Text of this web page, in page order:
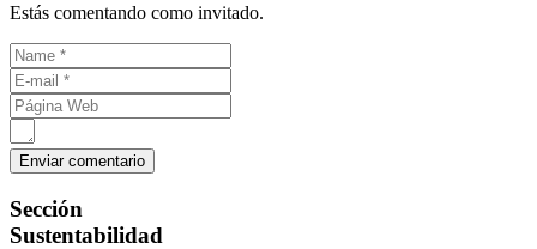
Estás comentando como invitado.
Sección
Sustentabilidad